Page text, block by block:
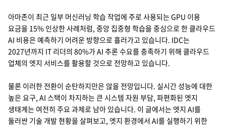
아마존이 최근 일부 머신러닝 학습 작업에 주로 사용되는 GPU 이용
요금을 15% 인상한 사례처럼, 중앙 집중형 학습을 중심으로 한 클라우드
AI 비용은 예측하기 어려운 방향으로 흘러가고 있습니다. IDC는
2027년까지 IT 리더의 80%가 AI 추론 수요를 충족하기 위해 클라우드
업체의 엣지 서비스를 활용할 것으로 전망하고 있습니다.
물론 이러한 전환이 순탄하지만은 않을 전망입니다. 실시간 성능에 대한
높은 요구, AI 스택이 차지하는 큰 시스템 자원 부담, 파편화된 엣지
생태계는 여전히 주요 과제로 남아 있습니다. 이 글에서는 엣지 AI를
둘러싼 기술 개발 현황을 살펴보고, 엣지 환경에서 AI를 실행하기 위한